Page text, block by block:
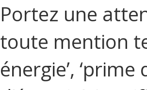
Portez une
toute mention
énergie’, ‘prime